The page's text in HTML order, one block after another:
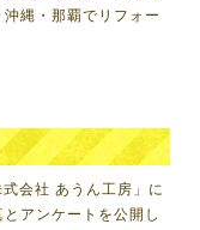
沖縄・那覇でリフォー
会社 あうん工房」に
アンケートを公開し